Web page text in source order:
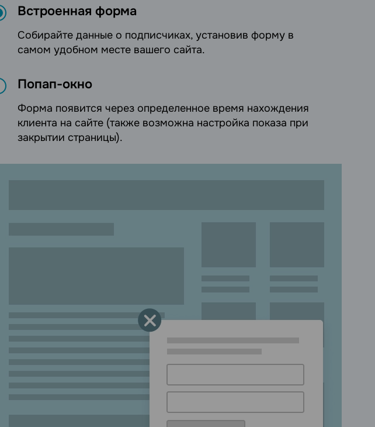
Встроенная форма
Cобирайте данные о подписчиках, установив форму в
самом удобном месте вашего сайта.
Попап-окно
Форма появится через определенное время нахождения
клиента на сайте (также возможна настройка показа при
закрытии страницы).